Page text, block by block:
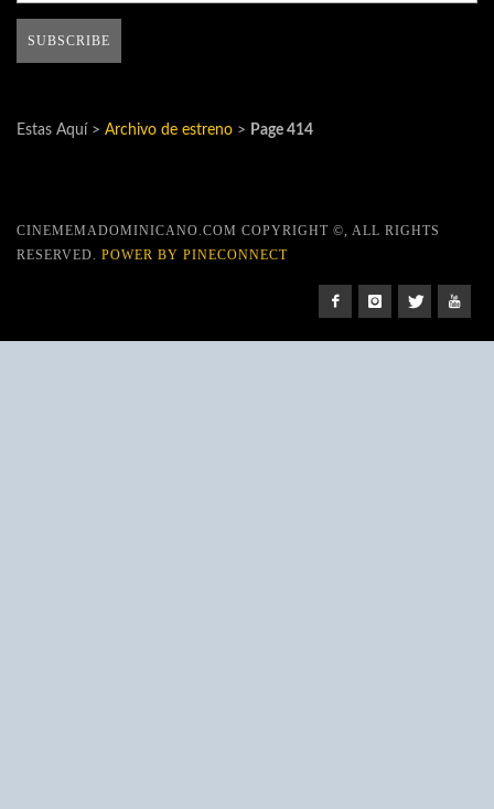
Estas Aquí > Archivo de estreno > Page 414
CINEMEMADOMINICANO.COM COPYRIGHT ©, ALL RIGHTS
RESERVED. POWER BY PINECONNECT